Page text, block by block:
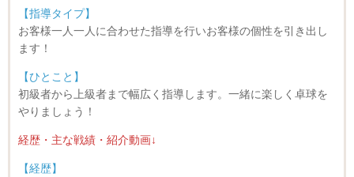
【指導タイプ】
お客様一人一人に合わせた指導を行いお客様の個性を引き出し
ます！
【ひとこと】
初級者から上級者まで幅広く指導します。一緒に楽しく卓球を
やりましょう！
経歴・主な戦績・紹介動画↓
【経歴】